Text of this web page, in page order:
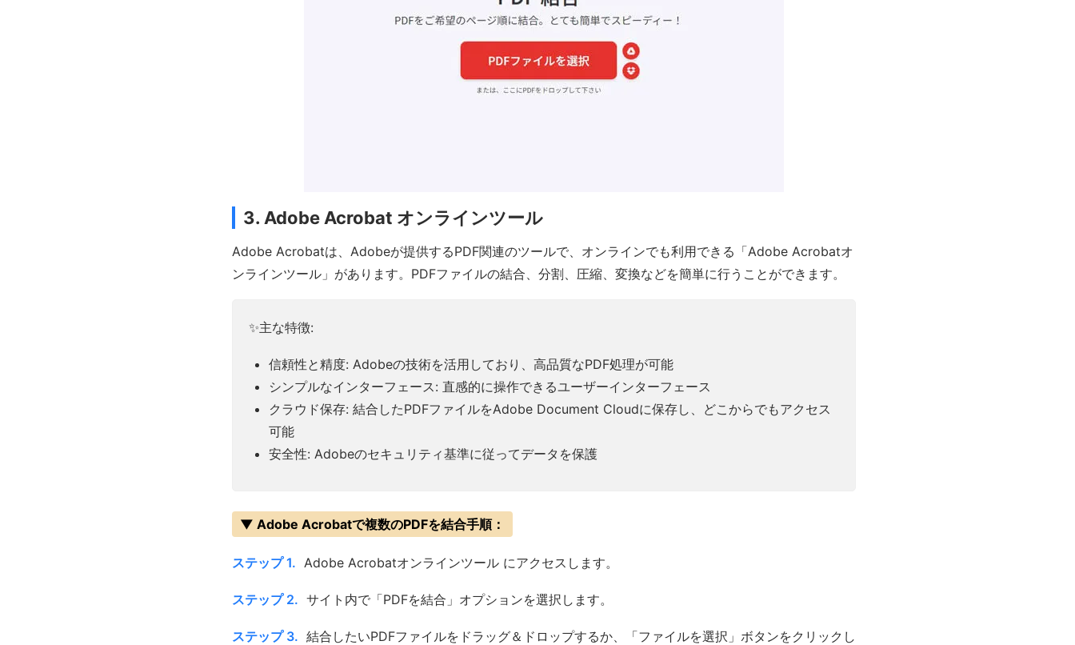
3. Adobe Acrobat オンラインツール
Adobe Acrobatは、Adobeが提供するPDF関連のツールで、オンラインでも利用できる「Adobe Acrobatオ
ンラインツール」があります。PDFファイルの結合、分割、圧縮、変換などを簡単に行うことができます。
✨主な特徴:
信頼性と精度: Adobeの技術を活用しており、高品質なPDF処理が可能
シンプルなインターフェース: 直感的に操作できるユーザーインターフェース
クラウド保存: 結合したPDFファイルをAdobe Document Cloudに保存し、どこからでもアクセス
可能
安全性: Adobeのセキュリティ基準に従ってデータを保護
▼ Adobe Acrobatで複数のPDFを結合手順：
ステップ 1. Adobe Acrobatオンラインツール にアクセスします。
ステップ 2. サイト内で「PDFを結合」オプションを選択します。
ステップ 3. 結合したいPDFファイルをドラッグ＆ドロップするか、「ファイルを選択」ボタンをクリックし